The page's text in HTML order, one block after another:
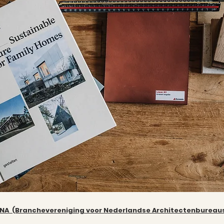
(Branchevereniging voor Nederlandse